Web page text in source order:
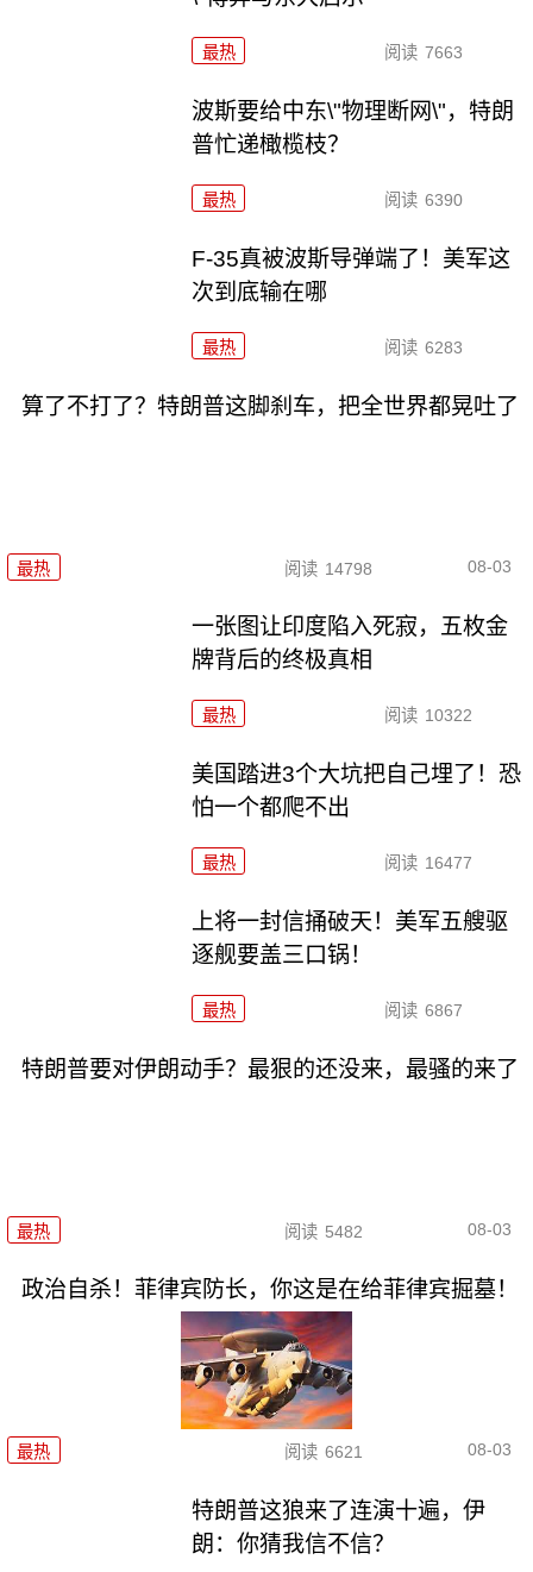
最热 阅读 7663
波斯要给中东\"物理断网\"，特朗
普忙递橄榄枝？
最热 阅读 6390
F-35真被波斯导弹端了！美军这
次到底输在哪
最热 阅读 6283
算了不打了？特朗普这脚刹车，把全世界都晃吐了
最热 阅读 14798 08-03
一张图让印度陷入死寂，五枚金
牌背后的终极真相
最热 阅读 10322
美国踏进3个大坑把自己埋了！恐
怕一个都爬不出
最热 阅读 16477
上将一封信捅破天！美军五艘驱
逐舰要盖三口锅！
最热 阅读 6867
特朗普要对伊朗动手？最狠的还没来，最骚的来了
最热 阅读 5482 08-03
政治自杀！菲律宾防长，你这是在给菲律宾掘墓！
最热 阅读 6621 08-03
特朗普这狼来了连演十遍，伊
朗：你猜我信不信？